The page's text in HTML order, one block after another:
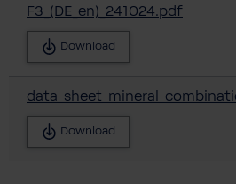
F3_(DE_en)_241024.pdf
Download
Download